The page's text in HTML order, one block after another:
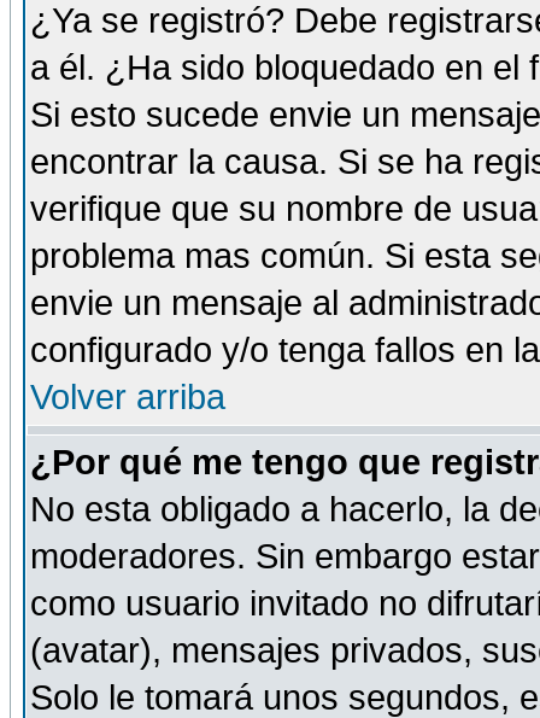
¿Ya se registró? Debe
a él. ¿Ha sido bloquedado en
Si esto sucede envie un
encontrar la causa. Si se ha
verifique que su nombre de
problema mas común. Si esta
envie un mensaje al
configurado y/o tenga fallos en
Volver arriba
¿Por qué me tengo que
No esta obligado a hacerlo, la
moderadores. Sin embargo
como usuario invitado no
(avatar), mensajes privados,
Solo le tomará unos segundos,